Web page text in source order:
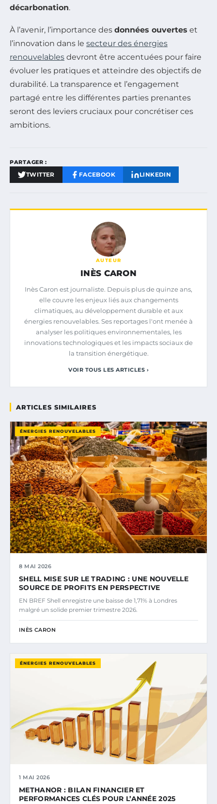
décarbonation.
À l’avenir, l’importance des données ouvertes et
l’innovation dans le secteur des énergies
renouvelables devront être accentuées pour faire
évoluer les pratiques et atteindre des objectifs de
durabilité. La transparence et l’engagement
partagé entre les différentes parties prenantes
seront des leviers cruciaux pour concrétiser ces
ambitions.
PARTAGER :
TWITTER FACEBOOK LINKEDIN
AUTEUR
INÈS CARON
Inès Caron est journaliste. Depuis plus de quinze ans,
elle couvre les enjeux liés aux changements
climatiques, au développement durable et aux
énergies renouvelables. Ses reportages l'ont menée à
analyser les politiques environnementales, les
innovations technologiques et les impacts sociaux de
la transition énergétique.
VOIR TOUS LES ARTICLES ›
ARTICLES SIMILAIRES
ÉNERGIES RENOUVELABLES
8 MAI 2026
SHELL MISE SUR LE TRADING : UNE NOUVELLE
SOURCE DE PROFITS EN PERSPECTIVE
EN BREF Shell enregistre une baisse de 1,71% à Londres
malgré un solide premier trimestre 2026.
INÈS CARON
ÉNERGIES RENOUVELABLES
1 MAI 2026
METHANOR : BILAN FINANCIER ET
PERFORMANCES CLÉS POUR L’ANNÉE 2025